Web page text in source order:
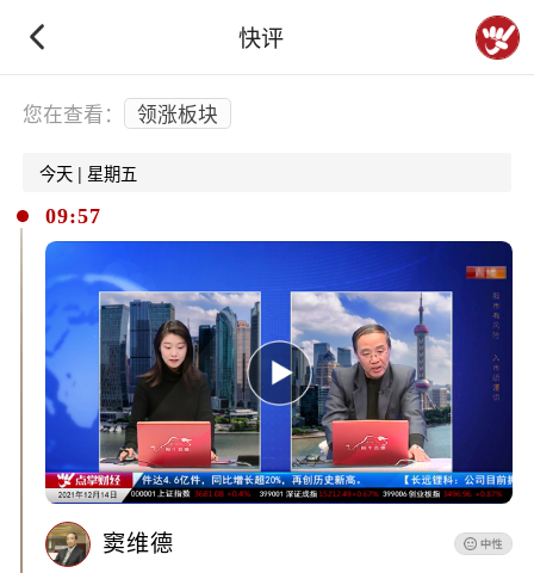
快评
下拉刷新
您在查看： 领涨板块
今天 | 星期五
09:57
窦维德